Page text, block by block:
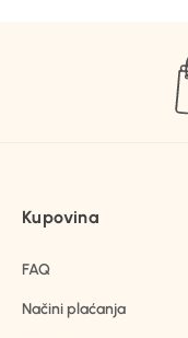
Kupovina
FAQ
Načini plaćanja